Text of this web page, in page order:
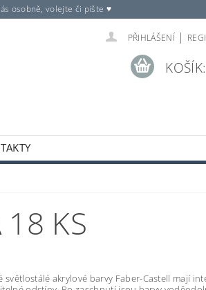
osobně, volejte či pište ♥
PŘIHLÁŠENÍ |
KOŠÍK:
18 KS
světlostálé akrylové barvy Faber-Castell mají